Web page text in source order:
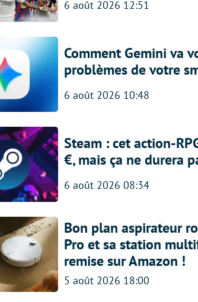
6 août 2026 12:51
Comment Gemini va
problèmes de votre
6 août 2026 10:48
Steam : cet action-
€, mais ça ne durera
6 août 2026 08:34
Bon plan aspirateur
Pro et sa station
remise sur Amazon !
5 août 2026 18:00